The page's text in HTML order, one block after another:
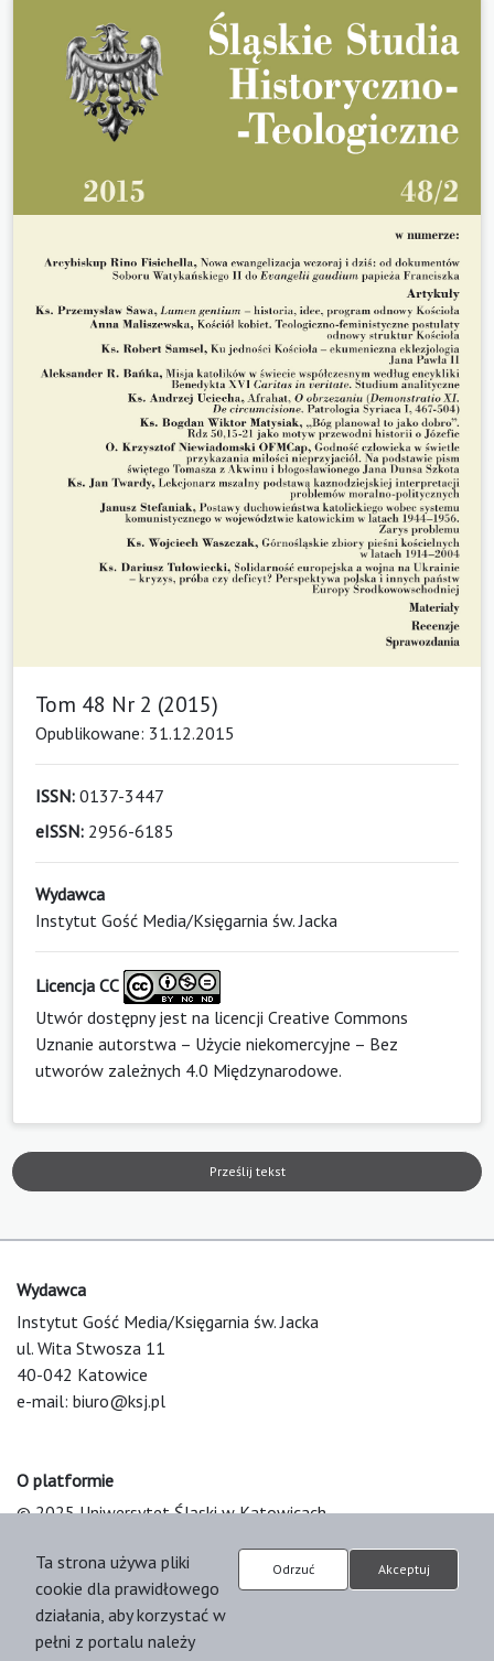
Tom 48 Nr 2 (2015)
Opublikowane: 31.12.2015
ISSN: 0137-3447
eISSN: 2956-6185
Wydawca
Instytut Gość Media/Księgarnia św. Jacka
Licencja CC
Utwór dostępny jest na licencji Creative Commons
Uznanie autorstwa – Użycie niekomercyjne – Bez
utworów zależnych 4.0 Międzynarodowe.
Prześlij tekst
Wydawca
Instytut Gość Media/Księgarnia św. Jacka
ul. Wita Stwosza 11
40-042 Katowice
e-mail: biuro@ksj.pl
O platformie
© 2025 Uniwersytet Śląski w Katowicach
Platform & Workflow by OJS/PKP
Ta strona używa pliki
cookie dla prawidłowego
działania, aby korzystać w
pełni z portalu należy
Odrzuć Akceptuj